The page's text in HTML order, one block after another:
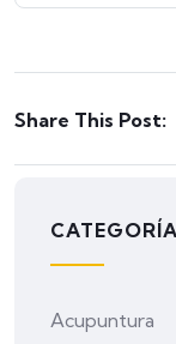
Share This Post:
Acupuntura